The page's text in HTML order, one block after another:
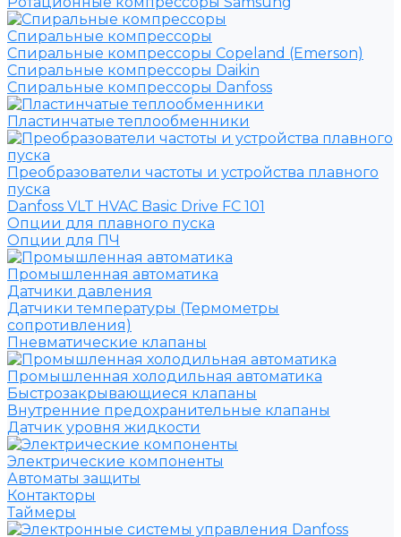
Спиральные компрессоры
Спиральные компрессоры Copeland (Emerson)
Спиральные компрессоры Daikin
Спиральные компрессоры Danfoss
Пластинчатые теплообменники
Преобразователи частоты и устройства плавного
пуска
Danfoss VLT HVAC Basic Drive FC 101
Опции для плавного пуска
Опции для ПЧ
Промышленная автоматика
Датчики давления
Датчики температуры (Термометры
сопротивления)
Пневматические клапаны
Промышленная холодильная автоматика
Быстрозакрывающиеся клапаны
Внутренние предохранительные клапаны
Датчик уровня жидкости
Электрические компоненты
Автоматы защиты
Контакторы
Таймеры